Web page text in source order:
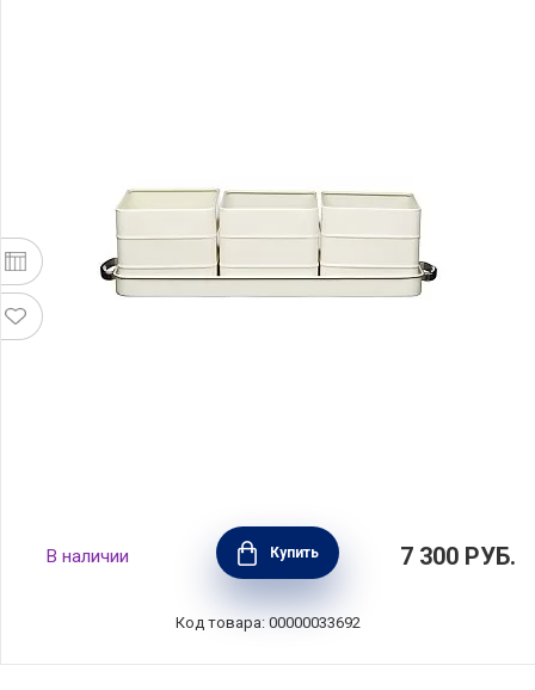
Набор для растений Living Nostalgia: 3
горшка + поддон, металл, цвет кремовый,
Kitchen Craft, LNHERBCRE
В наличии Купить 7 300 РУБ.
Код товара: 00000033692